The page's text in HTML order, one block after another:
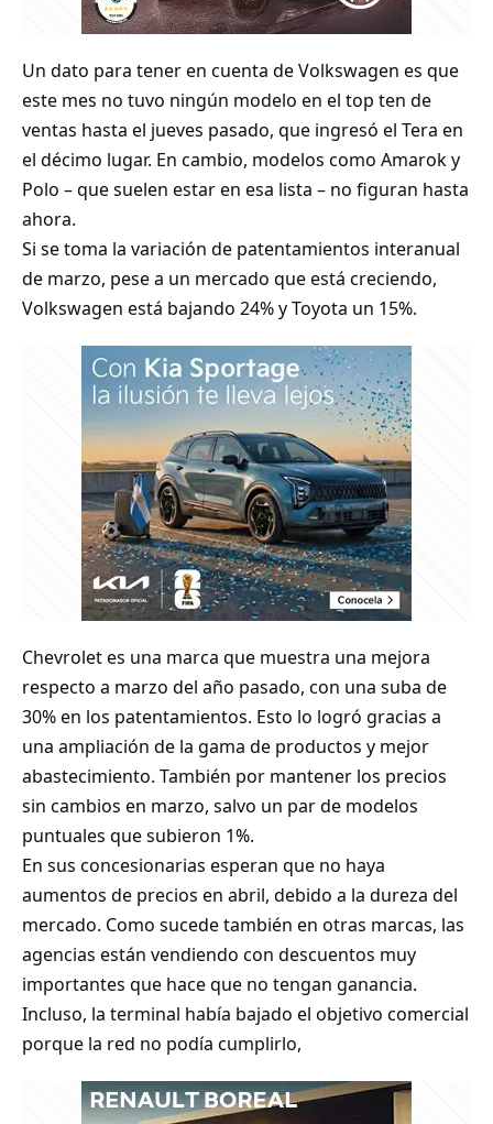
Un dato para tener en cuenta de Volkswagen es que
este mes no tuvo ningún modelo en el top ten de
ventas hasta el jueves pasado, que ingresó el Tera en
el décimo lugar. En cambio, modelos como Amarok y
Polo – que suelen estar en esa lista – no figuran hasta
ahora.
Si se toma la variación de patentamientos interanual
de marzo, pese a un mercado que está creciendo,
Volkswagen está bajando 24% y Toyota un 15%.
Chevrolet es una marca que muestra una mejora
respecto a marzo del año pasado, con una suba de
30% en los patentamientos. Esto lo logró gracias a
una ampliación de la gama de productos y mejor
abastecimiento. También por mantener los precios
sin cambios en marzo, salvo un par de modelos
puntuales que subieron 1%.
En sus concesionarias esperan que no haya
aumentos de precios en abril, debido a la dureza del
mercado. Como sucede también en otras marcas, las
agencias están vendiendo con descuentos muy
importantes que hace que no tengan ganancia.
Incluso, la terminal había bajado el objetivo comercial
porque la red no podía cumplirlo,